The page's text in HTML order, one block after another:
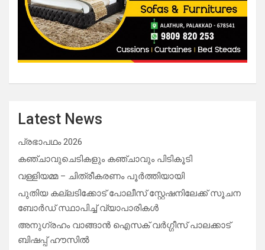
Latest News
പ്രഭാപഥം 2026
കഞ്ചാവുചെടികളും കഞ്ചാവും പിടികൂടി
വള്ളിയമ്മ – ചിത്രീകരണം പൂർത്തിയായി
പുതിയ കല്ലടിക്കോട് പോലീസ് സ്റ്റേഷനിലേക്ക് സൂചന
ബോർഡ് സ്ഥാപിച്ച് വ്യാപാരികൾ
അനുഗ്രഹം വാങ്ങാൻ ഐസക് വര്‍ഗ്ഗീസ് പാലക്കാട്
ബിഷപ്പ് ഹൗസില്‍